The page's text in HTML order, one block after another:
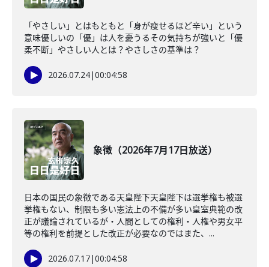
「やさしい」とはもともと「身が瘦せるほど辛い」という
意味優しいの「優」は人を憂うるその気持ちが強いと「優
柔不断」やさしい人とは？やさしさの基準は？
2026.07.24|00:04:58
象徴（2026年7月17日放送）
日本の国民の象徴である天皇陛下天皇陛下は選挙権も被選
挙権もない、制限も多い憲法上の不備が多い皇室典範の改
正が議論されているが・人間としての権利・人権や男女平
等の権利を前提とした改正が必要なのではまた、...
2026.07.17|00:04:58